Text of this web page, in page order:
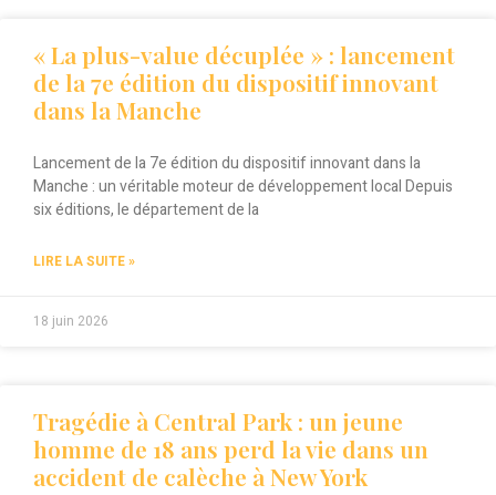
« La plus-value décuplée » : lancement
de la 7e édition du dispositif innovant
dans la Manche
Lancement de la 7e édition du dispositif innovant dans la
Manche : un véritable moteur de développement local Depuis
six éditions, le département de la
LIRE LA SUITE »
18 juin 2026
Tragédie à Central Park : un jeune
homme de 18 ans perd la vie dans un
accident de calèche à New York